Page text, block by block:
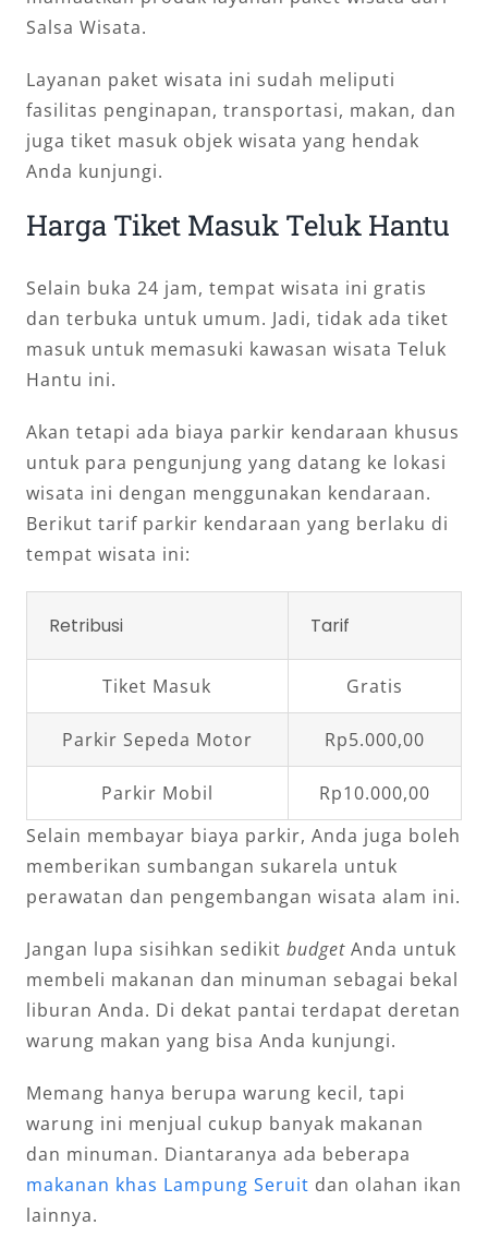
Salsa Wisata.
Layanan paket wisata ini sudah meliputi
fasilitas penginapan, transportasi, makan, dan
juga tiket masuk objek wisata yang hendak
Anda kunjungi.
Harga Tiket Masuk Teluk Hantu
Selain buka 24 jam, tempat wisata ini gratis
dan terbuka untuk umum. Jadi, tidak ada tiket
masuk untuk memasuki kawasan wisata Teluk
Hantu ini.
Akan tetapi ada biaya parkir kendaraan khusus
untuk para pengunjung yang datang ke lokasi
wisata ini dengan menggunakan kendaraan.
Berikut tarif parkir kendaraan yang berlaku di
tempat wisata ini:
Retribusi Tarif
Tiket Masuk Gratis
Parkir Sepeda Motor Rp5.000,00
Parkir Mobil
Rp10.000,00
Selain membayar biaya parkir, Anda juga boleh
memberikan sumbangan sukarela untuk
perawatan dan pengembangan wisata alam ini.
Jangan lupa sisihkan sedikit budgetAnda untuk
membeli makanan dan minuman sebagai bekal
liburan Anda. Di dekat pantai terdapat deretan
warung makan yang bisa Anda kunjungi.
Memang hanya berupa warung kecil, tapi
warung ini menjual cukup banyak makanan
dan minuman. Diantaranya ada beberapa
makanan khas Lampung Seruit dan olahan ikan
lainnya.